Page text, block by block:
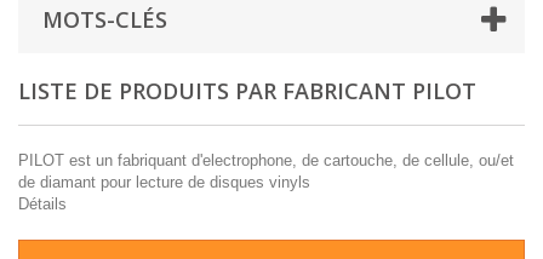
MOTS-CLÉS
LISTE DE PRODUITS PAR FABRICANT PILOT
PILOT est un fabriquant d'electrophone, de cartouche, de cellule, ou/et
de diamant pour lecture de disques vinyls
Détails